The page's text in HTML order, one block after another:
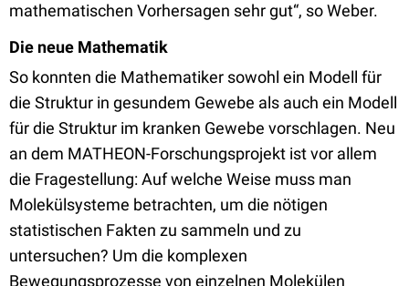
mathematischen Vorhersagen sehr gut“, so Weber.
Die neue Mathematik
So konnten die Mathematiker sowohl ein Modell für
die Struktur in gesundem Gewebe als auch ein Modell
für die Struktur im kranken Gewebe vorschlagen. Neu
an dem MATHEON-Forschungsprojekt ist vor allem
die Fragestellung: Auf welche Weise muss man
Molekülsysteme betrachten, um die nötigen
statistischen Fakten zu sammeln und zu
untersuchen? Um die komplexen
Bewegungsprozesse von einzelnen Molekülen